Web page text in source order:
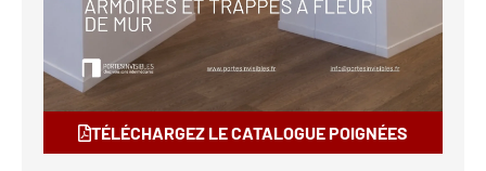
TÉLÉCHARGEZ LE CATALOGUE POIGNÉES